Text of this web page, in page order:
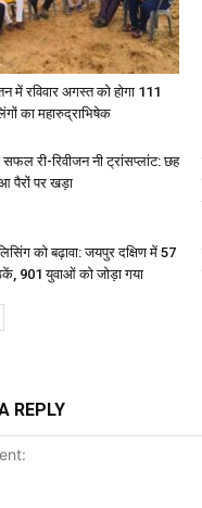
में रविवार अगस्त को होगा 111
का महारुद्राभिषेक
सफल री-रिवीजन नी ट्रांसप्लांट: छह
पैरों पर खड़ा
को बढ़ावा: जयपुर दक्षिण में 57
901 युवाओं को जोड़ा गया
REPLY